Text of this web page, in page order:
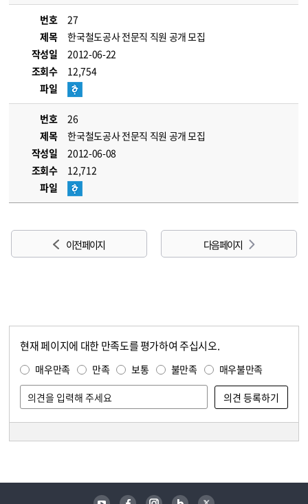
번호
27
제목
한국철도공사 전문직 직원 공개 모집
작성일
2012-06-22
조회수
12,754
파일
번호
26
제목
한국철도공사 전문직 직원 공개 모집
작성일
2012-06-08
조회수
12,712
파일
이전 페이지 다음 페이지
현재 페이지에 대한 만족도를 평가하여 주십시오.
매우만족 만족 보통 불만족 매우불만족
유튜브 페이스북 인스타그램 블로그 트위터